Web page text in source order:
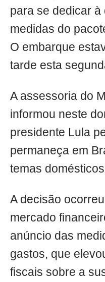
para se dedicar à
medidas do
O embarque
tarde esta
A assessoria do
informou neste
presidente Lula
permaneça em
temas
A decisão
mercado
anúncio das
gastos, que
fiscais sobre a